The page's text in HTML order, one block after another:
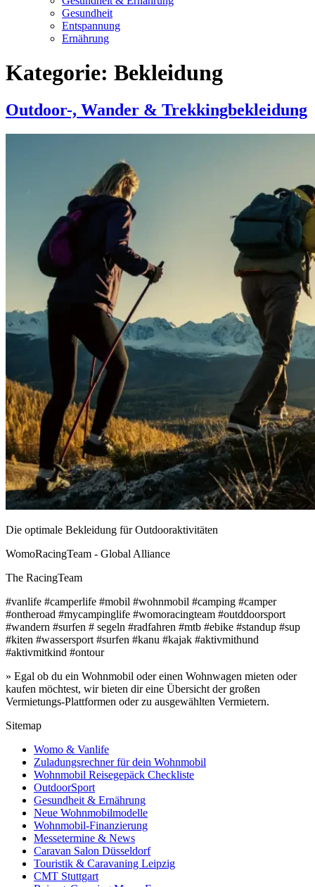
Gesundheit
Entspannung
Ernährung
Kategorie: Bekleidung
Outdoor-, Wander & Trekkingbekleidung
Die optimale Bekleidung für Outdooraktivitäten
WomoRacingTeam - Global Alliance
The RacingTeam
#vanlife #camperlife #mobil #wohnmobil #camping #camper
#ontheroad #mycampinglife #womoracingteam #outddoorsport
#wandern #surfen # segeln #radfahren #mtb #ebike #standup #sup
#kiten #wassersport #surfen #kanu #kajak #aktivmithund
#aktivmitkind #ontour
» Egal ob du ein Wohnmobil oder einen Wohnwagen mieten oder
kaufen möchtest, wir bieten dir eine Übersicht der großen
Vermietungs-Plattformen oder zu ausgewählten Vermietern.
Sitemap
Womo & Vanlife
Zuladungsrechner für dein Wohnmobil
Wohnmobil Reisegepäck Checkliste
OutdoorSport
Gesundheit & Ernährung
Neue Wohnmobilmodelle
Wohnmobil-Finanzierung
Messetermine & News
Caravan Salon Düsseldorf
Touristik & Caravaning Leipzig
CMT Stuttgart